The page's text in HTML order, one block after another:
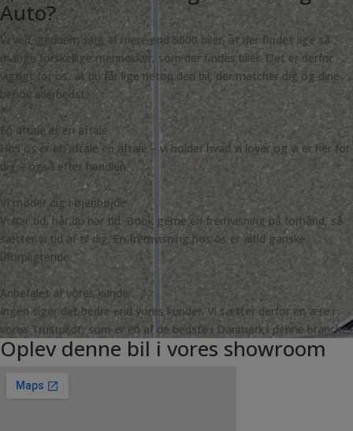
Auto?
Vi ved, gennem salg af mere end 5000 biler, at der findes lige så
mange forskellige mennesker, som der findes biler. Det er derfor
vigtigt for os, at du får lige netop den bil, der matcher dig og dine
behov allerbedst.
En aftale er en aftale
Hos os er en aftale en aftale – vi holder hvad vi lover og vi er her for
dig – også efter handlen
Vi møder dig i øjenhøjde
Vi har tid, når du har tid. Book gerne en fremvisning på forhånd, så
sætter vi tid af til dig. En fremvisning hos os er altid ganske
uforpligtende.
Anbefalet af vores kunder
Ingen siger det bedre end vores kunder. Vi sætter derfor en ære i
vores Trustpilot, som er en af de bedste i Danmark i denne branche.
Oplev denne bil i vores showroom